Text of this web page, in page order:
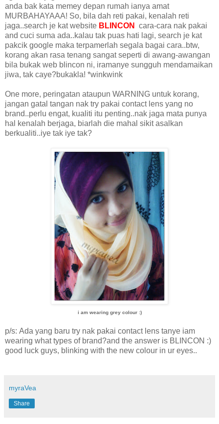
anda bak kata memey depan rumah ianya amat
MURBAHAYAAA! So, bila dah reti pakai, kenalah reti
jaga..search je kat website BLINCON
cara-cara nak pakai
and cuci suma ada..kalau tak puas hati lagi, search je kat
pakcik google maka terpamerlah segala bagai cara..btw,
korang akan rasa tenang sangat seperti di awang-awangan
bila bukak web blincon ni, iramanye sungguh mendamaikan
jiwa, tak caye?bukakla! *winkwink
One more, peringatan ataupun WARNING untuk korang,
jangan gatal tangan nak try pakai contact lens yang no
brand..perlu engat, kualiti itu penting..nak jaga mata punya
hal kenalah berjaga, biarlah die mahal sikit asalkan
berkualiti..iye tak iye tak?
i am wearing grey colour :)
p/s: Ada yang baru try nak pakai contact lens tanye iam
wearing what types of brand?and the answer is BLINCON :)
good luck guys, blinking with the new colour in ur eyes..
myraVea
Share